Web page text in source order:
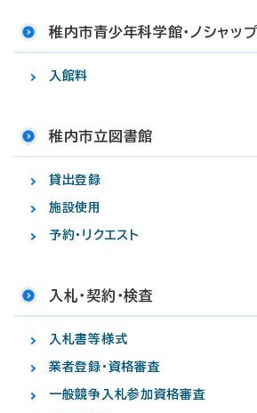
稚内市青少年科学館・ノシャッ
入館料
稚内市立図書館
貸出登録
施設使用
予約・リクエスト
入札・契約・検査
入札書等様式
業者登録・資格審査
一般競争入札参加資格審査